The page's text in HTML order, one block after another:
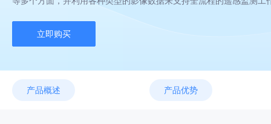
立即购买
产品概述 产品优势